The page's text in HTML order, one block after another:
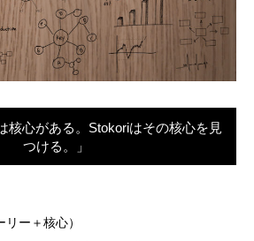
核心がある。Stokoriはその核心を見
つける。」
ー＋核心）